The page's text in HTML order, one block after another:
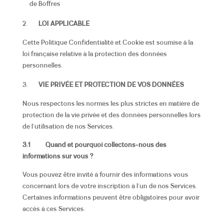
de Boffres
LOI APPLICABLE
Cette Politique Confidentialité et Cookie est soumise à la
loi française relative à la protection des données
personnelles.
VIE PRIVÉE ET PROTECTION DE VOS DONNÉES
Nous respectons les normes les plus strictes en matière de
protection de la vie privée et des données personnelles lors
de l’utilisation de nos Services.
3.1
Quand et pourquoi collectons-nous des
informations sur vous ?
Vous pouvez être invité à fournir des informations vous
concernant lors de votre inscription à l’un de nos Services.
Certaines informations peuvent être obligatoires pour avoir
accès à ces Services.